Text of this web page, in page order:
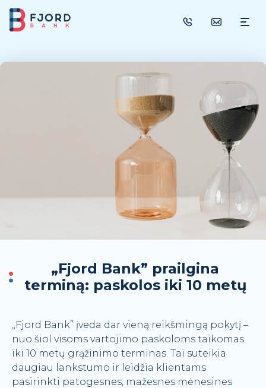
Vartojimo paskola
Paskola automobiliui
Paskola būsto remontui
Refinansavimas
Paskola su bendraskoliu
Žalioji paskola
Paskola su atidėjimu
INDĖLIAI
DRAUDIMAS
Paskolos įmokos draudimas
APIE MUS
Komanda
Naujienos ir patarimai
Kainoraštis
Naudinga informacija
„Fjord Bank” prailgina
terminą: paskolos iki 10 metų
„Fjord Bank” įveda dar vieną reikšmingą pokytį –
nuo šiol visoms vartojimo paskoloms taikomas
iki 10 metų grąžinimo terminas. Tai suteikia
daugiau lankstumo ir leidžia klientams
pasirinkti patogesnes, mažesnes mėnesines